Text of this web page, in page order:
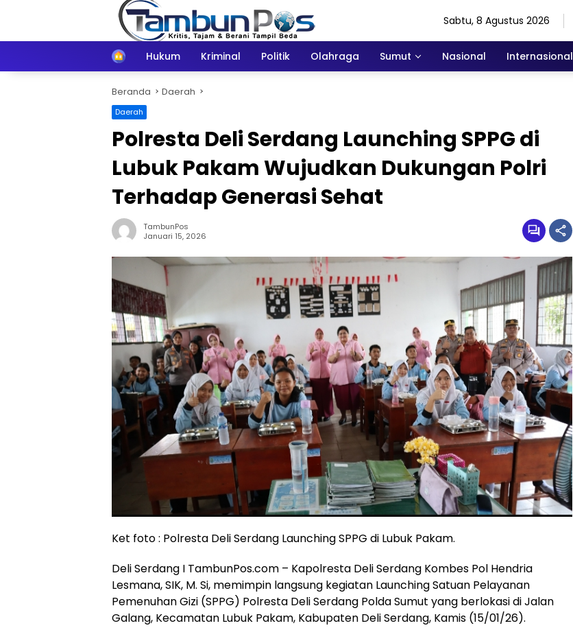
Sabtu, 8 Agustus 2026
HomeHukum Kriminal Politik Olahraga Sumut Nasional Internasional
Beranda Daerah
Daerah
Polresta Deli Serdang Launching SPPG di
Lubuk Pakam Wujudkan Dukungan Polri
Terhadap Generasi Sehat
TambunPos
Januari 15, 2026
Ket foto : Polresta Deli Serdang Launching SPPG di Lubuk Pakam.
Deli Serdang I TambunPos.com – Kapolresta Deli Serdang Kombes Pol Hendria
Lesmana, SIK, M. Si, memimpin langsung kegiatan Launching Satuan Pelayanan
Pemenuhan Gizi (SPPG) Polresta Deli Serdang Polda Sumut yang berlokasi di Jalan
Galang, Kecamatan Lubuk Pakam, Kabupaten Deli Serdang, Kamis (15/01/26).